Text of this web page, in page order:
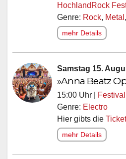
HochlandRock
Genre: Rock, Metal ,
mehr Details
Samstag 15.
»Anna Beatz
15:00 Uhr | Festival
Genre: Electro
Hier gibts die
mehr Details